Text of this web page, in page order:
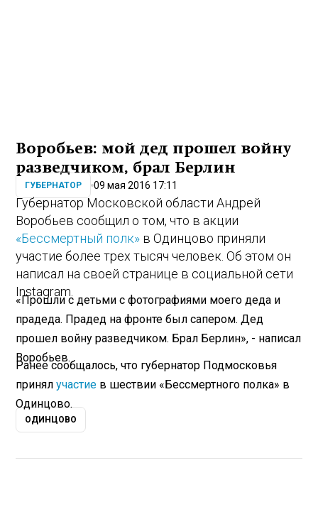
Воробьев: мой дед прошел войну
разведчиком, брал Берлин
ГУБЕРНАТОР 09 мая 2016 17:11
Губернатор Московской области Андрей
Воробьев сообщил о том, что в акции
«Бессмертный полк» в Одинцово приняли
участие более трех тысяч человек. Об этом он
написал на своей странице в социальной сети
Instagram.
«Прошли с детьми с фотографиями моего деда и
прадеда. Прадед на фронте был сапером. Дед
прошел войну разведчиком. Брал Берлин», - написал
Воробьев.
Ранее сообщалось, что губернатор Подмосковья
принялучастие в шествии «Бессмертного полка» в
Одинцово.
ОДИНЦОВО